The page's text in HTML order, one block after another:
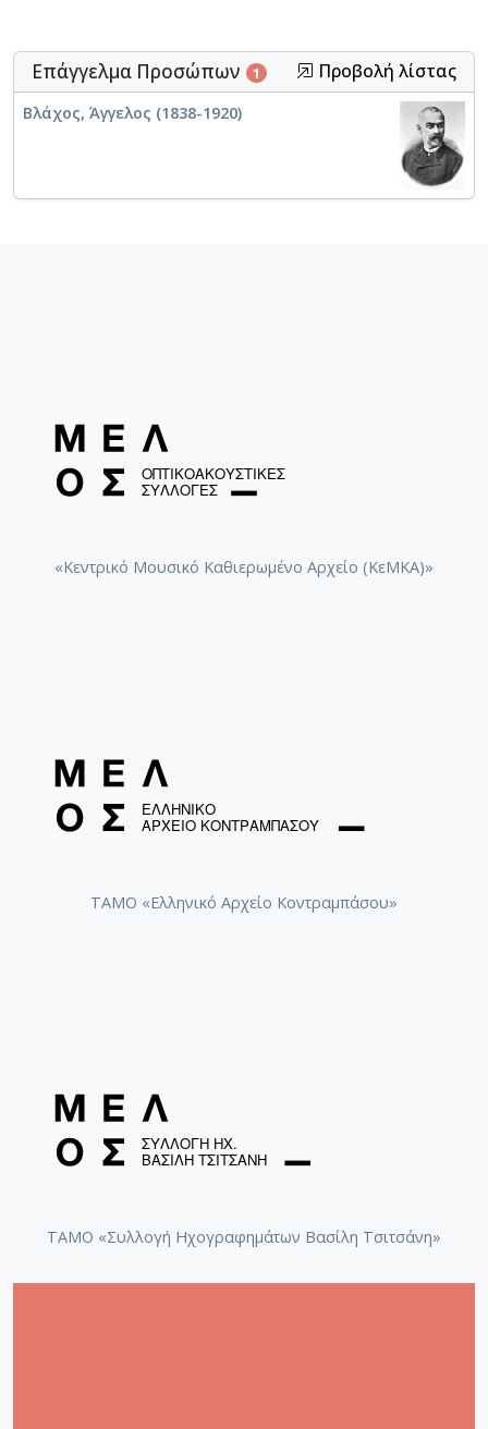
Επάγγελμα Προσώπων 1 Προβολή λίστας
Βλάχος, Άγγελος (1838-1920)
«Κεντρικό Μουσικό Καθιερωμένο Αρχείο (ΚεΜΚΑ)»
ΤΑΜΟ «Ελληνικό Αρχείο Κοντραμπάσου»
ΤΑΜΟ «Συλλογή Ηχογραφημάτων Βασίλη Τσιτσάνη»